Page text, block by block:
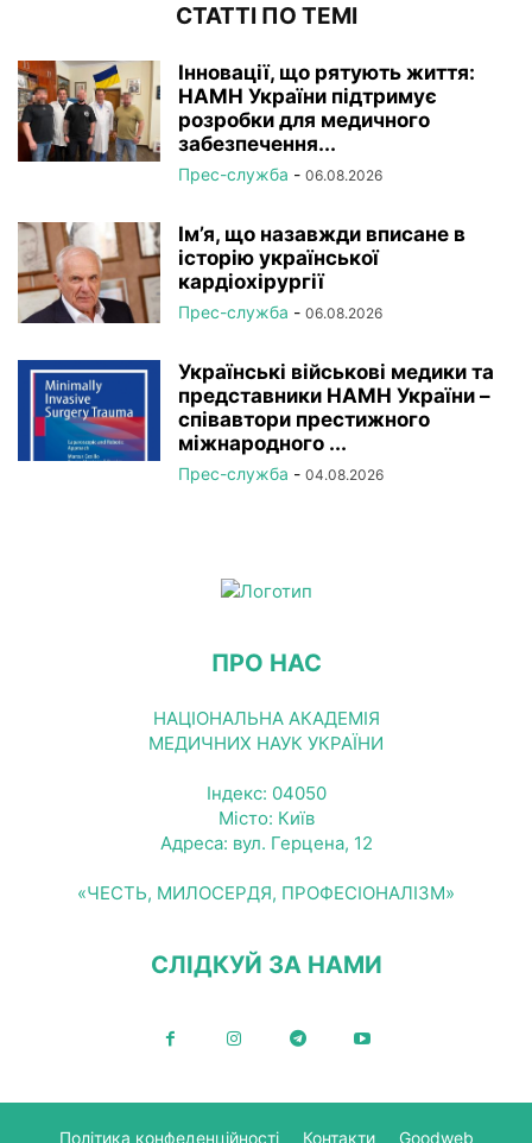
СТАТТІ ПО ТЕМІ
Інновації, що рятують життя:
НАМН України підтримує
розробки для медичного
забезпечення...
Прес-служба - 06.08.2026
Ім’я, що назавжди вписане в
історію української
кардіохірургії
Прес-служба - 06.08.2026
Українські військові медики та
представники НАМН України –
співавтори престижного
міжнародного ...
Прес-служба - 04.08.2026
ПРО НАС
НАЦІОНАЛЬНА АКАДЕМІЯ
МЕДИЧНИХ НАУК УКРАЇНИ
Індекс: 04050
Місто: Київ
Адреса: вул. Герцена, 12
«ЧЕСТЬ, МИЛОСЕРДЯ, ПРОФЕСІОНАЛІЗМ»
СЛІДКУЙ ЗА НАМИ
Політика конфеденційності Контакти Goodweb